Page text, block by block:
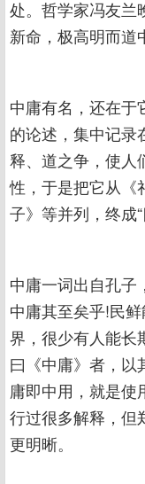
处。哲学家冯友兰
新命，极高明而道
中庸有名，还在于
的论述，集中记录
释、道之争，使人
性，于是把它从《
子》等并列，终成“
中庸一词出自孔
中庸其至矣乎!民
界，很少有人能长
曰《中庸》者，以
庸即中用，就是使
行过很多解释，但
更明晰。